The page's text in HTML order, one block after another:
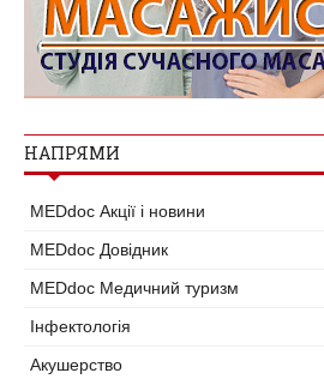
НАПРЯМИ
MEDdoc Акції і новини
MEDdoc Довідник
MEDdoc Медичний туризм
Інфектологія
Акушерство